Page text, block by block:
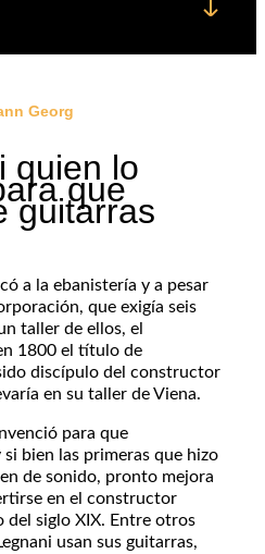
Georg
quien lo
que
guitarras
a la ebanistería y a pesar
que exigía seis
taller de ellos, el
1800 el título de
discípulo del constructor
en su taller de Viena.
para que
bien las primeras que hizo
de sonido, pronto mejora
en el constructor
del siglo XIX. Entre otros
usan sus guitarras,